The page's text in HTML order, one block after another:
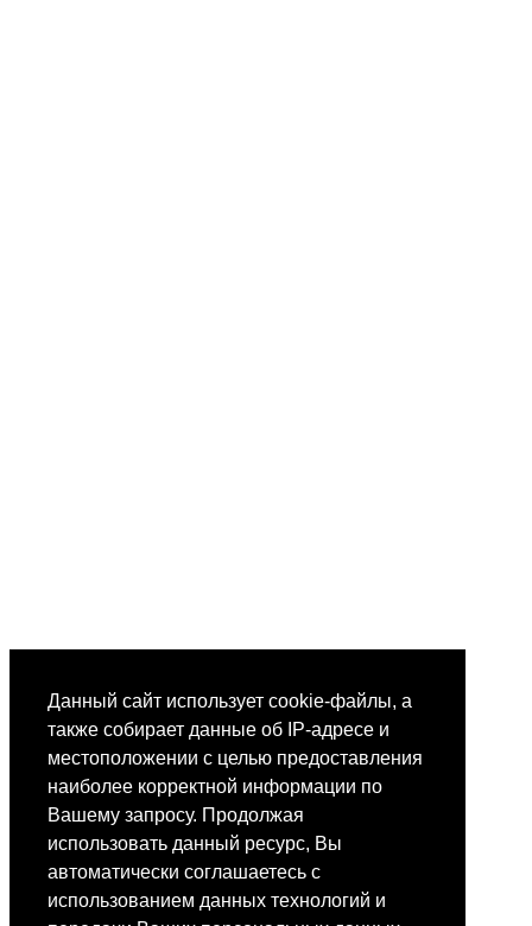
Данный сайт использует cookie-файлы, а
также собирает данные об IP-адресе и
местоположении с целью предоставления
наиболее корректной информации по
Вашему запросу. Продолжая
использовать данный ресурс, Вы
автоматически соглашаетесь с
использованием данных технологий и